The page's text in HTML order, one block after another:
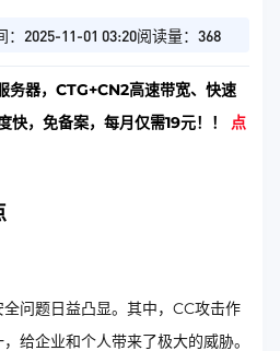
：2025-11-01 03:20阅读量：368
务器，CTG+CN2高速带宽、快速
，免备案，每月仅需19元！！ 点
问题日益凸显。其中，CC攻击作
给企业和个人带来了极大的威胁。